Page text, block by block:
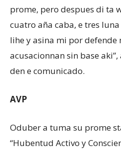
prome, pero despues di ta
cuatro aña caba, e tres
lihe y asina mi por defende
acusacionnan sin base
den e comunicado.
AVP
Oduber a tuma su prome
“Hubentud Activo y